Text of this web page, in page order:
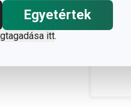
Egyetértek
itt.